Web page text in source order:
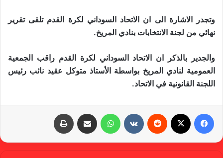
وتجدر الاشارة الى ان الاتحاد السوداني لكرة القدم تلقى تقرير
نهائي من لجنة الانتخابات بنادي المريخ.
والجدير بالذكر ان الاتحاد السوداني لكرة القدم راقب الجمعية
العمومية لنادي المريخ بواسطة الأستاذ متوكل عقيد نائب رئيس
اللجنة القانونية في الاتحاد.
واتساب